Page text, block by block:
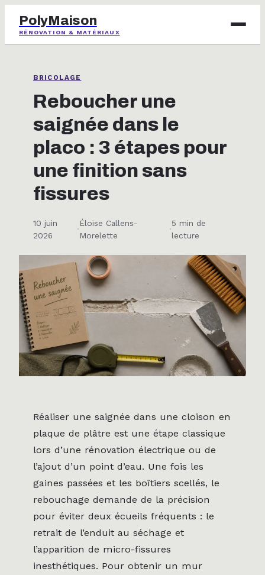
PolyMaison
RÉNOVATION & MATÉRIAUX
IMMOBILIER
JARDINAGE
MAISON & DÉCO
BRICOLAGE
Reboucher une
saignée dans le
placo : 3 étapes pour
une finition sans
fissures
10 juin
2026
·
Éloïse Callens-
Morelette
·
5 min de
lecture
Réaliser une saignée dans une cloison en
plaque de plâtre est une étape classique
lors d’une rénovation électrique ou de
l’ajout d’un point d’eau. Une fois les
gaines passées et les boîtiers scellés, le
rebouchage demande de la précision
pour éviter deux écueils fréquents : le
retrait de l’enduit au séchage et
l’apparition de micro-fissures
inesthétiques. Pour obtenir un mur